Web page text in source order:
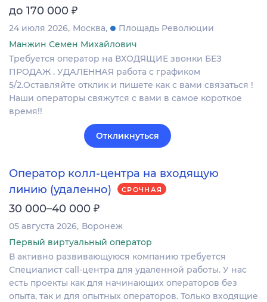
до 170 000 ₽
24 июля 2026 Москва
Площадь Революции
Манжин Семен Михайлович
Требуется оператор на ВХОДЯЩИЕ звонки БЕЗ
ПРОДАЖ . УДАЛЕННАЯ работа с графиком
5/2.Оставляйте отклик и пишете как с вами связаться !
Наши операторы свяжутся с вами в самое короткое
время!!
Откликнуться
Оператор колл-центра на входящую
линию (удаленно)
СРОЧНАЯ
30 000–40 000 ₽
05 августа 2026 Воронеж
Первый виртуальный оператор
В активно развивающуюся компанию требуется
Специалист call-центра для удаленной работы. У нас
есть проекты как для начинающих операторов без
опыта, так и для опытных операторов. Только входящие